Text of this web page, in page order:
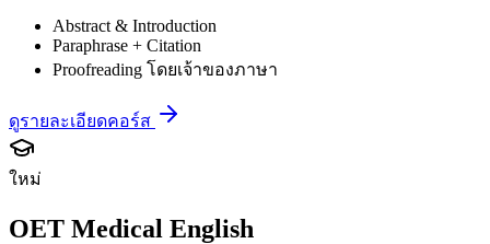
Abstract & Introduction
Paraphrase + Citation
Proofreading โดยเจ้าของภาษา
ดูรายละเอียดคอร์ส
ใหม่
OET Medical English